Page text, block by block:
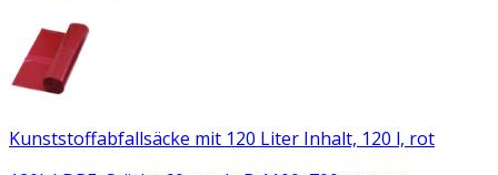
Kunststoffabfallsäcke mit 120 Liter Inhalt, 120 l, rot